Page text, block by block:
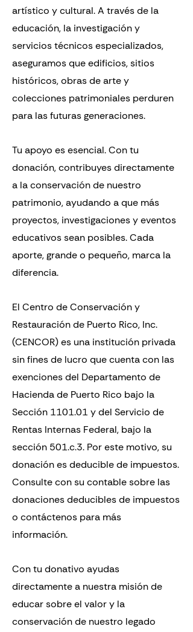
artístico y cultural. A través de la
educación, la investigación y
servicios técnicos especializados,
aseguramos que edificios, sitios
históricos, obras de arte y
colecciones patrimoniales perduren
para las futuras generaciones.
Tu apoyo es esencial. Con tu
donación, contribuyes directamente
a la conservación de nuestro
patrimonio, ayudando a que más
proyectos, investigaciones y eventos
educativos sean posibles. Cada
aporte, grande o pequeño, marca la
diferencia.
El Centro de Conservación y
Restauración de Puerto Rico, Inc.
(CENCOR) es una institución privada
sin fines de lucro que cuenta con las
exenciones del Departamento de
Hacienda de Puerto Rico bajo la
Sección 1101.01 y del Servicio de
Rentas Internas Federal, bajo la
sección 501.c.3. Por este motivo, su
donación es deducible de impuestos.
Consulte con su contable sobre las
donaciones deducibles de impuestos
o contáctenos para más
información.
Con tu donativo ayudas
directamente a nuestra misión de
educar sobre el valor y la
conservación de nuestro legado